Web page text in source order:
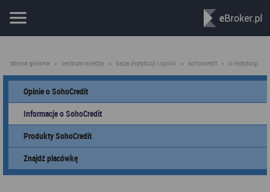
strona główna » centrum wiedzy » baza instytucji i opinii » sohocredit » o instytucji
Opinie o SohoCredit
Informacje o SohoCredit
Produkty SohoCredit
Znajdź placówkę